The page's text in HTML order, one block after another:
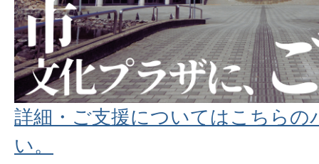
詳細・ご支援についてはこちら
い。